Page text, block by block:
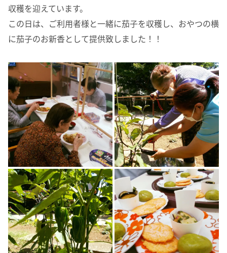
収穫を迎えています。
この日は、ご利用者様と一緒に茄子を収穫し、おやつの横
に茄子のお新香として提供致しました！！